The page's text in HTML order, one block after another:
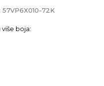
57VP6X010-72K
boja: